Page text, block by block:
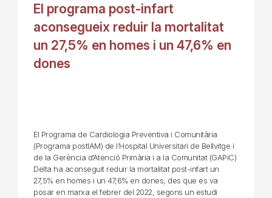
El programa post-infart
aconsegueix reduir la mortalitat
un 27,5% en homes i un 47,6% en
dones
El Programa de Cardiologia Preventiva i Comunitària
(Programa postIAM) de l’Hospital Universitari de Bellvitge i
de la Gerència d’Atenció Primària i a la Comunitat (GAPiC)
Delta ha aconseguit reduir la mortalitat post-infart un
27,5% en homes i un 47,6% en dones, des que es va
posar en marxa el febrer del 2022, segons un estudi